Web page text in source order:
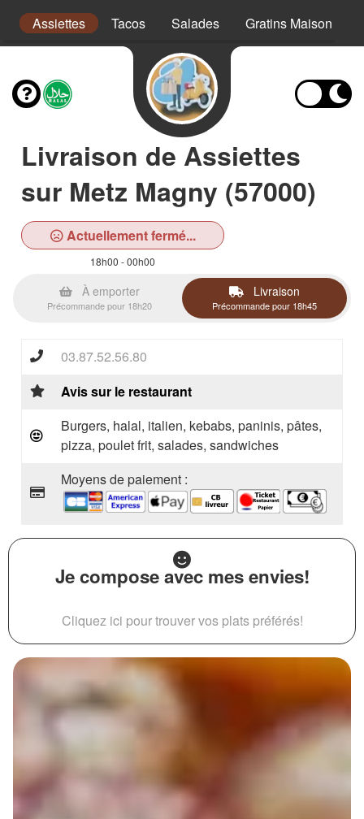
Assiettes Tacos Salades Gratins Maison
Livraison de Assiettes
sur Metz Magny (57000)
Actuellement fermé...
18h00 - 00h00
À emporter
Précommande pour 18h20
Livraison
Précommande pour 18h45
03.87.52.56.80
Avis sur le restaurant
Burgers, halal, italien, kebabs, paninis, pâtes,
pizza, poulet frit, salades, sandwiches
Moyens de paiement :
Je compose avec mes envies!
Cliquez ici pour trouver vos plats préférés!